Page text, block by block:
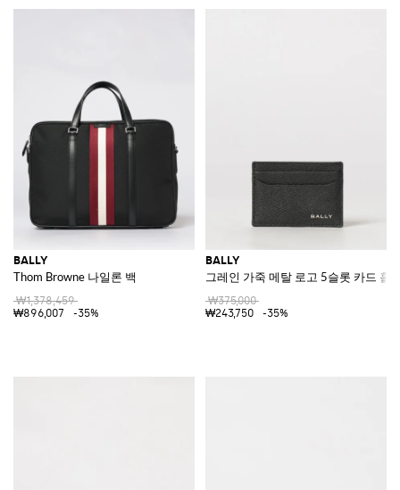
BALLY
Thom Browne 나일론 백
₩1,378,459
₩896,007
-35%
BALLY
그레인 가죽 메탈 로고 5슬롯 카드 홀
₩375,000
₩243,750
-35%